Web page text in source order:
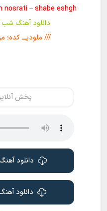
nosrati – shabe eshgh
دانلود آهنگ
/// ملودیـــ
پخش
دانلود آهنگ
دانلود آهنگ